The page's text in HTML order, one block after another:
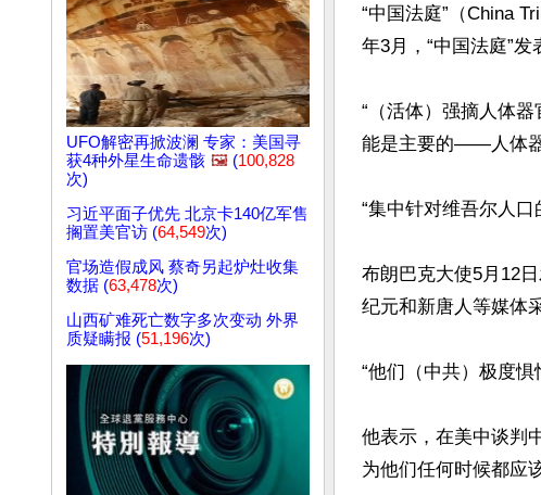
UFO解密再掀波澜 专家：美国寻
获4种外星生命遗骸 🖼️ (100,828
次)
习近平面子优先 北京卡140亿军售
搁置美官访 (64,549次)
官场造假成风 蔡奇另起炉灶收集
数据 (63,478次)
山西矿难死亡数字多次变动 外界
质疑瞒报 (51,196次)
“中国法庭”（China
年3月，“中国法庭”
“（活体）强摘人体
能是主要的——人体
“集中针对维吾尔人
布朗巴克大使5月12
纪元和新唐人等媒体
“他们（中共）极度
他表示，在美中谈判
为他们任何时候都应